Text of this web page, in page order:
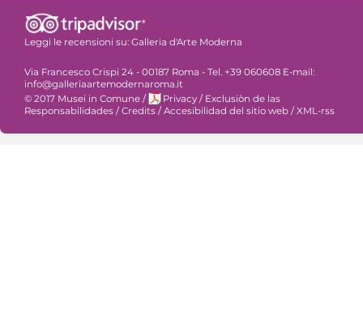
Leggi le recensioni su: Galleria d'Arte Moderna
Via Francesco Crispi 24 - 00187 Roma - Tel. +39 060608 E-mail:
info@galleriaartemodernaroma.it
© 2017 Musei in Comune / Privacy / Exclusiòn de las
Responsabilidades / Credits / Accesibilidad del sitio web / XML-rss